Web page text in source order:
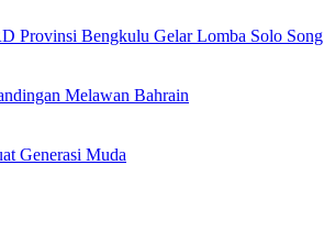
Provinsi Bengkulu Gelar Lomba Solo Song
Melawan Bahrain
Generasi Muda